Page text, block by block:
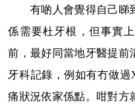
有啲人會覺得自己睇
係需要杜牙根，但事實
前，最好同當地牙醫提前
牙科記錄，例如有冇做
痛狀況依家係點。咁對方